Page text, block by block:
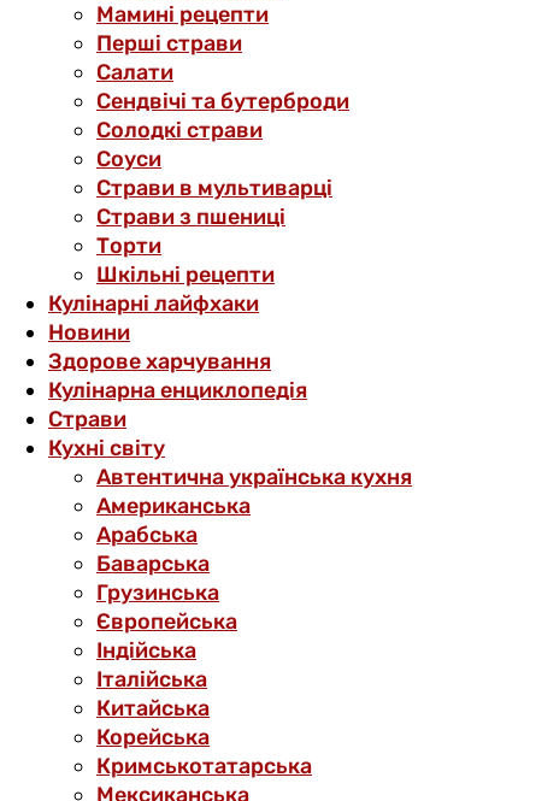
Мамині рецепти
Перші страви
Салати
Сендвічі та бутерброди
Солодкі страви
Соуси
Страви в мультиварці
Страви з пшениці
Торти
Шкільні рецепти
Кулінарні лайфхаки
Новини
Здорове харчування
Кулінарна енциклопедія
Страви
Кухні світу
Автентична українська кухня
Американська
Арабська
Баварська
Грузинська
Європейська
Індійська
Італійська
Китайська
Корейська
Кримськотатарська
Мексиканська